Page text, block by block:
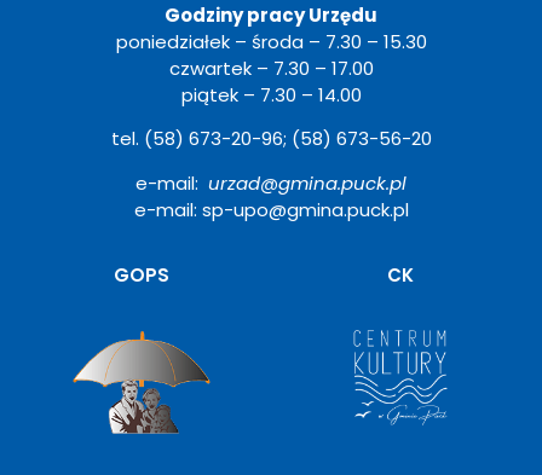
Godziny pracy Urzędu
poniedziałek – środa – 7.30 – 15.30
czwartek – 7.30 – 17.00
piątek – 7.30 – 14.00
tel. (58) 673-20-96; (58) 673-56-20
e-mail: urzad@gmina.puck.pl
e-mail: sp-upo@gmina.puck.pl
GOPS CK